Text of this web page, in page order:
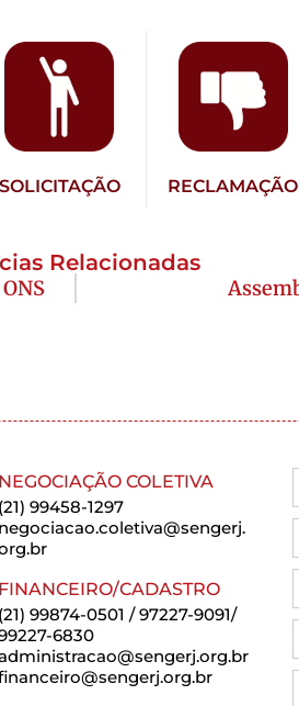
SOLICITAÇÃO RECLAMAÇÃO
Relacionadas
NEGOCIAÇÃO COLETIVA
(21) 99458-1297
negociacao.coletiva@sengerj.
FINANCEIRO/CADASTRO
(21) 99874-0501 / 97227-9091/
6830